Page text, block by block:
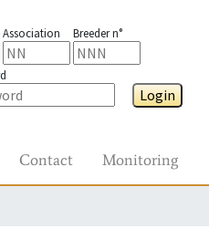
Association Breeder n°
Login
Contact Monitoring